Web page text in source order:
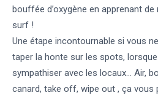
bouffée d’oxygène en apprenant
surf !
Une étape incontournable si vous
taper la honte sur les spots,
sympathiser avec les locaux… Air,
canard, take off, wipe out , ça vous